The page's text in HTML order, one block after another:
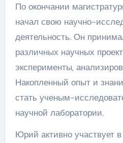
По окончании
начал свою научно-
деятельность. Он
различных научных
эксперименты,
Накопленный опыт и
стать ученым-
научной лаборатории.
Юрий активно участвует